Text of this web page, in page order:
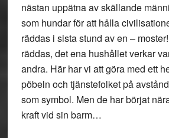
nästan uppätna av skällande
som hundar för att hålla
räddas i sista stund av en –
räddas, det ena hushållet verkar
andra. Här har vi att göra med ett
pöbeln och tjänstefolket på
som symbol. Men de har börjat
kraft vid sin barm…